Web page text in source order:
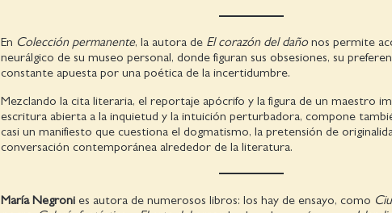
En Colección permanente, la autora de El corazón del dañonos permite
neurálgico de su museo personal, donde figuran sus obsesiones, su
constante apuesta por una poética de la incertidumbre.
Mezclando la cita literaria, el reportaje apócrifo y la figura de un maestro
escritura abierta a la inquietud y la intuición perturbadora, compone
casi un manifiesto que cuestiona el dogmatismo, la pretensión de
conversación contemporánea alrededor de la literatura.
María Negronies autora de numerosos libros: los hay de ensayo, como